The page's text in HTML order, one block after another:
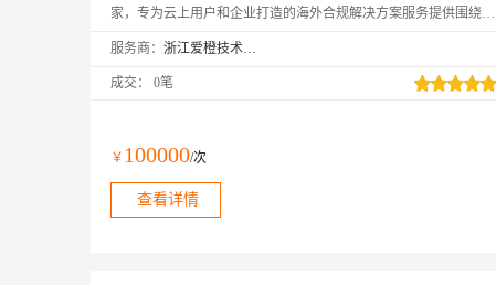
家，专为云上用户和企业打造的海外合规解决方案服务提供围绕完
方的合规解决方案/最佳实践。经过速卖通（Aliexpress）、
以及卓越的产品设计表达能力，助力中国企业在海外市场能够安全
服务商： 浙江爱橙技术发展有限公司
成交： 0笔
￥ 100000/次
查看详情